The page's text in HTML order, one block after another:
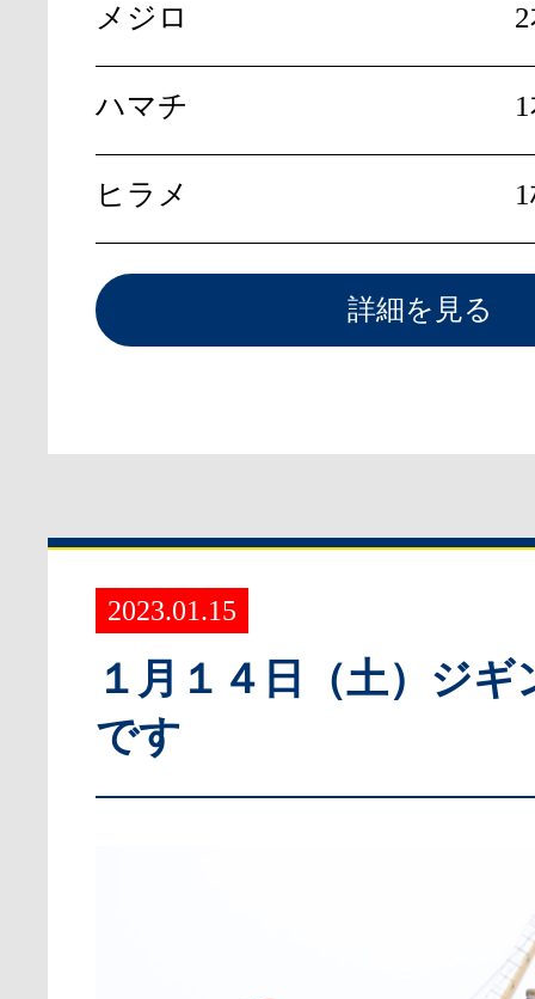
メジロ
ハマチ
ヒラメ
詳細を見る
2023.01.15
１月１４日（土）ジギ
です